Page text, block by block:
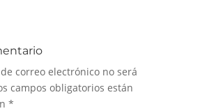
correo electrónico no será
campos obligatorios están
*